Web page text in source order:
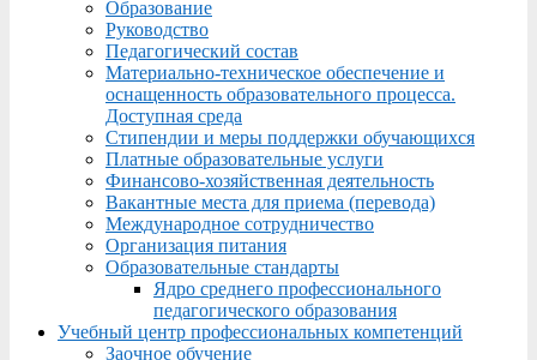
Образование
Руководство
Педагогический состав
Материально-техническое обеспечение и
оснащенность образовательного процесса.
Доступная среда
Стипендии и меры поддержки обучающихся
Платные образовательные услуги
Финансово-хозяйственная деятельность
Вакантные места для приема (перевода)
Международное сотрудничество
Организация питания
Образовательные стандарты
Ядро среднего профессионального
педагогического образования
Учебный центр профессиональных компетенций
Заочное обучение